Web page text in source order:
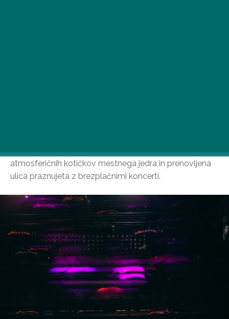
Od sredine julija do konca poletja eden najbolj
atmosferičnih kotičkov mestnega jedra in prenovljena
ulica praznujeta z brezplačnimi koncerti.